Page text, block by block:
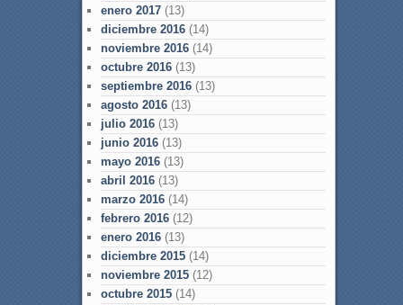
enero 2017(13)
diciembre 2016(14)
noviembre 2016(14)
octubre 2016(13)
septiembre 2016(13)
agosto 2016(13)
julio 2016(13)
junio 2016(13)
mayo 2016(13)
abril 2016(13)
marzo 2016(14)
febrero 2016(12)
enero 2016(13)
diciembre 2015(14)
noviembre 2015(12)
octubre 2015(14)